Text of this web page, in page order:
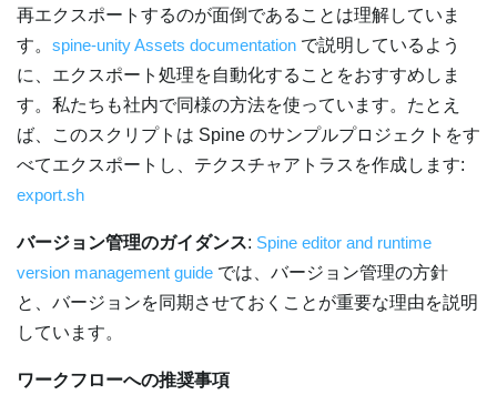
再エクスポートするのが面倒であることは理解していま
す。 spine-unity Assets documentation で説明しているよう
に、エクスポート処理を自動化することをおすすめしま
す。私たちも社内で同様の方法を使っています。たとえ
ば、このスクリプトは Spine のサンプルプロジェクトをす
べてエクスポートし、テクスチャアトラスを作成します:
export.sh
バージョン管理のガイダンス: Spine editor and runtime
version management guide では、バージョン管理の方針
と、バージョンを同期させておくことが重要な理由を説明
しています。
ワークフローへの推奨事項